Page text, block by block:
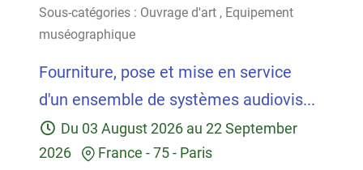
Sous-catégories : Ouvrage d'art , Equipement
muséographique
Fourniture, pose et mise en service
d'un ensemble de systèmes audiovis...
Du 03 August 2026 au 22 September
2026
France -75 - Paris